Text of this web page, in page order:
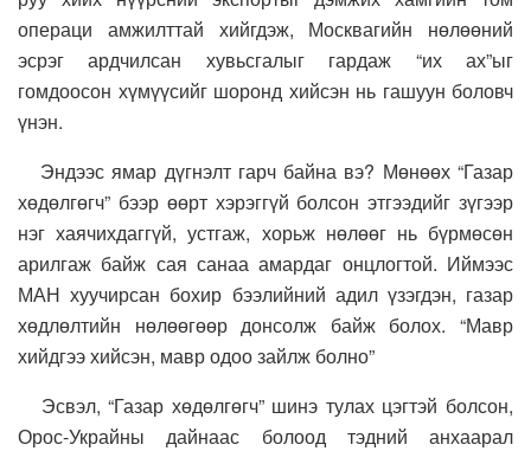
операци амжилттай хийгдэж, Москвагийн нөлөөний
эсрэг ардчилсан хувьсгалыг гардаж “их ах”ыг
гомдоосон хүмүүсийг шоронд хийсэн нь гашуун боловч
үнэн.
Эндээс ямар дүгнэлт гарч байна вэ? Мөнөөх “Газар
хөдөлгөгч” бээр өөрт хэрэггүй болсон этгээдийг зүгээр
нэг хаячихдаггүй, устгаж, хорьж нөлөөг нь бүрмөсөн
арилгаж байж сая санаа амардаг онцлогтой. Иймээс
МАН хуучирсан бохир бээлийний адил үзэгдэн, газар
хөдлөлтийн нөлөөгөөр донсолж байж болох. “Мавр
хийдгээ хийсэн, мавр одоо зайлж болно”
Эсвэл, “Газар хөдөлгөгч” шинэ тулах цэгтэй болсон,
Орос-Украйны дайнаас болоод тэдний анхаарал